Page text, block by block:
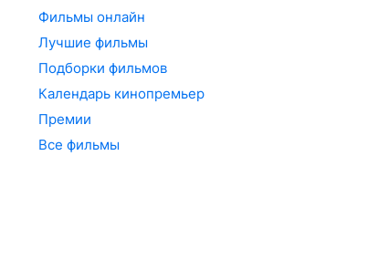
Фильмы онлайн
Лучшие фильмы
Подборки фильмов
Календарь кинопремьер
Премии
Все фильмы